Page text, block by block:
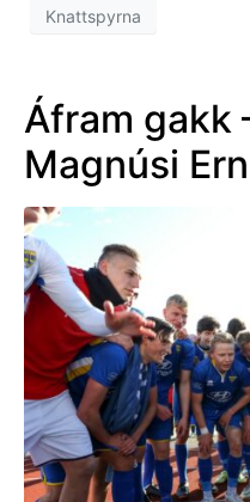
Knattspyrna
Áfram gakk
Magnúsi